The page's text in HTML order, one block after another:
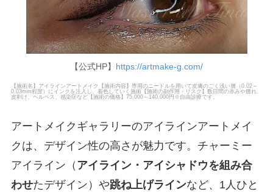
【公式HP】 https://artmake-g.com/
【施術名】アイラインアートメイク【施術内容】専用のニードルを用いて皮膚のごく浅い層（0.02～
0.03mm程度）にインクを注入し、着色していく施術【施術の副作用・リスク】数日間の赤みや腫れ、
皮剥け、ヘルペス、感染症など【施術の価格】75,000～140,000円※自由診療です。
アートメイクギャラリーのアイラインアートメイ
クは、デザイン性の高さが魅力です。チャーミー
アイライン（ アイライン・アイシャドウを組み合
わせたデザイン）や跳ね上げラインなど、1人ひと